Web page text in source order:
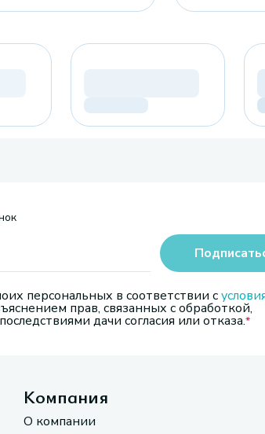
персональных в соответствии с
прав, связанных с обработкой,
дачи согласия или отказа.
Компания
О компании